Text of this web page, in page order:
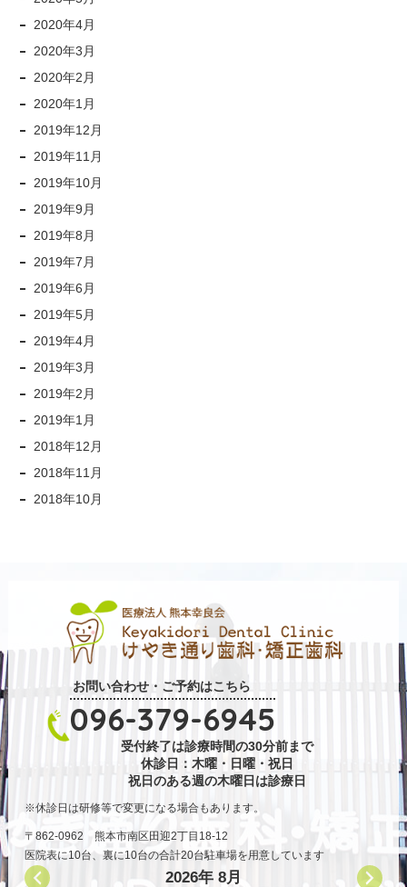
2020年4月
2020年3月
2020年2月
2020年1月
2019年12月
2019年11月
2019年10月
2019年9月
2019年8月
2019年7月
2019年6月
2019年5月
2019年4月
2019年3月
2019年2月
2019年1月
2018年12月
2018年11月
2018年10月
お問い合わせ・ご予約はこちら
096-379-6945
受付終了は診療時間の30分前まで
休診日：木曜・日曜・祝日
祝日のある週の木曜日は診療日
休診日は研修等で変更になる場合もあります。
〒862-0962 熊本市南区田迎2丁目18-12
医院表に10台、裏に10台の合計20台駐車場を用意しています
2026年 8月